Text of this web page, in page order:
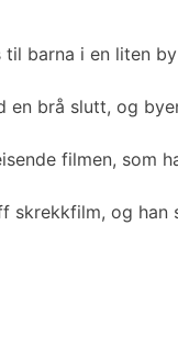
til barna i en liten
brå slutt, og
filmen, som
og han